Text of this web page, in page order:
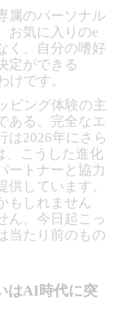
属のパーソナル
お気に入りのe
く、自分の嗜好
定ができる
です。
ピング体験の主
ある、完全なエ
は2026年にさら
、こうした進化
ートナーと協力
供しています。
もしれません
ん。今日起こっ
当たり前のもの
はAI時代に突